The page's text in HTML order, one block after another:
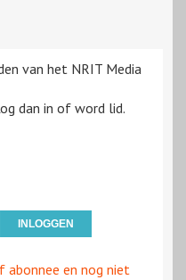
van het NRIT Media
dan in of word lid.
abonnee en nog niet